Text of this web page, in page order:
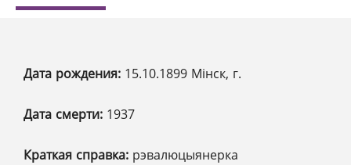
Дата рождения: 15.10.1899 Мінск, г.
Дата смерти: 1937
Краткая справка: рэвалюцыянерка